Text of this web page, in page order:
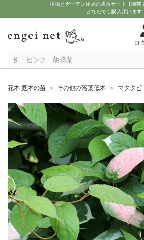
植物とガーデン用品の通販サイト【園
どなたでも購入頂けます
ロ
花木 庭木の苗 その他の落葉低木
マタタ
セール
花木の苗 マタタビ：深山（ミヤマ